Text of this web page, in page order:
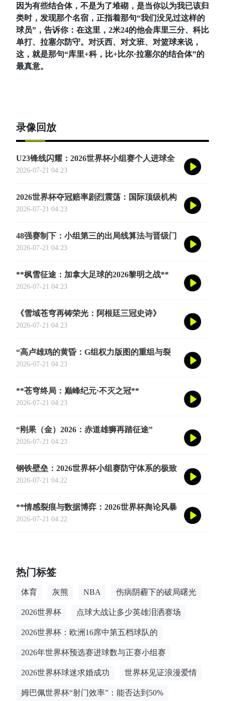
因为有些结合体，不是为了堆砌，是当你以为我已该归
类时，发现那个名宿，正指着那句“我们没见过这样的
球员”，告诉你：在这里，2米24的他会库里三分、科比
单打、拉塞尔防守。对沃西、对文班、对篮球来说，
这，就是那句“库里+科，比+比尔·拉塞尔的结合体”的
最真意。
录像回放
U23锋线闪耀：2026世界杯小组赛个人进球全
记录
2026-07-21 04:23
2026世界杯夺冠赔率剧烈震荡：国际顶级机构
最新榜单出炉
2026-07-21 04:23
48强赛制下：小组第三的出局线算法与晋级门
槛推演
2026-07-21 04:23
**枫雪征途：加拿大足球的2026黎明之战**
2026-07-21 04:23
《雪域苍穹再铸荣光：阿根廷三冠史诗》
2026-07-21 04:23
“高卢雄鸡的黄昏：G组权力版图的重组与裂
变”
2026-07-21 04:23
**苍穹终局：巅峰纪元·不灭之冠**
2026-07-21 04:23
“刚果（金）2026：赤道雄狮再踏征途”
2026-07-21 04:23
钢铁壁垒：2026世界杯小组赛防守体系的极致
博弈
2026-07-21 04:22
**情感裂痕与数据博弈：2026世界杯舆论风暴
的多维解构**
2026-07-21 04:22
热门标签
体育 灰熊 NBA 伤病阴霾下的破局曙光
2026世界杯 点球大战让多少英雄泪洒赛场
2026世界杯：欧洲16席中第五档球队的
2026年世界杯预选赛进球数与正赛小组赛
2026世界杯球迷求婚成功 世界杯见证浪漫爱情
姆巴佩世界杯“射门效率”：能否达到50%